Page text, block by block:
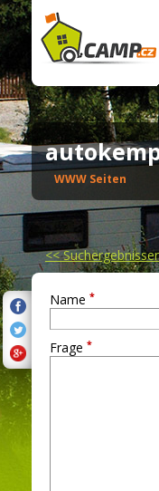
WWW Seiten
<<
Name *
Frage *